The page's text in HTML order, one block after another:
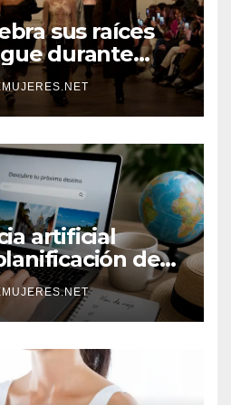
sus raíces
durante
Fashion Week a
creativas
artificial
de
y
enfocándose en
auténticas y